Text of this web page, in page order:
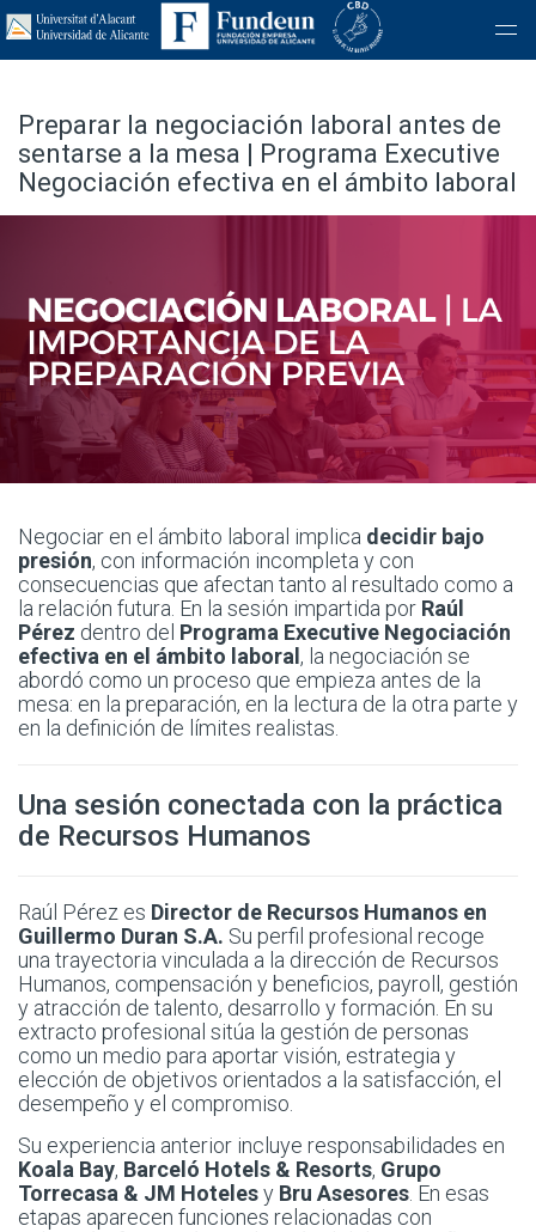
Preparar la negociación laboral antes de
sentarse a la mesa | Programa Executive
Negociación efectiva en el ámbito laboral
Negociar en el ámbito laboral implica decidir bajo
presión, con información incompleta y con
consecuencias que afectan tanto al resultado como a
la relación futura. En la sesión impartida por Raúl
Pérez dentro del Programa Executive Negociación
efectiva en el ámbito laboral , la negociación se
abordó como un proceso que empieza antes de la
mesa: en la preparación, en la lectura de la otra parte y
en la definición de límites realistas.
Una sesión conectada con la práctica
de Recursos Humanos
Raúl Pérez es Director de Recursos Humanos en
Guillermo Duran S.A. Su perfil profesional recoge
una trayectoria vinculada a la dirección de Recursos
Humanos, compensación y beneficios, payroll, gestión
y atracción de talento, desarrollo y formación. En su
extracto profesional sitúa la gestión de personas
como un medio para aportar visión, estrategia y
elección de objetivos orientados a la satisfacción, el
desempeño y el compromiso.
Su experiencia anterior incluye responsabilidades en
Koala Bay, Barceló Hotels & Resorts, Grupo
Torrecasa & JM Hotelesy Bru Asesores . En esas
etapas aparecen funciones relacionadas con